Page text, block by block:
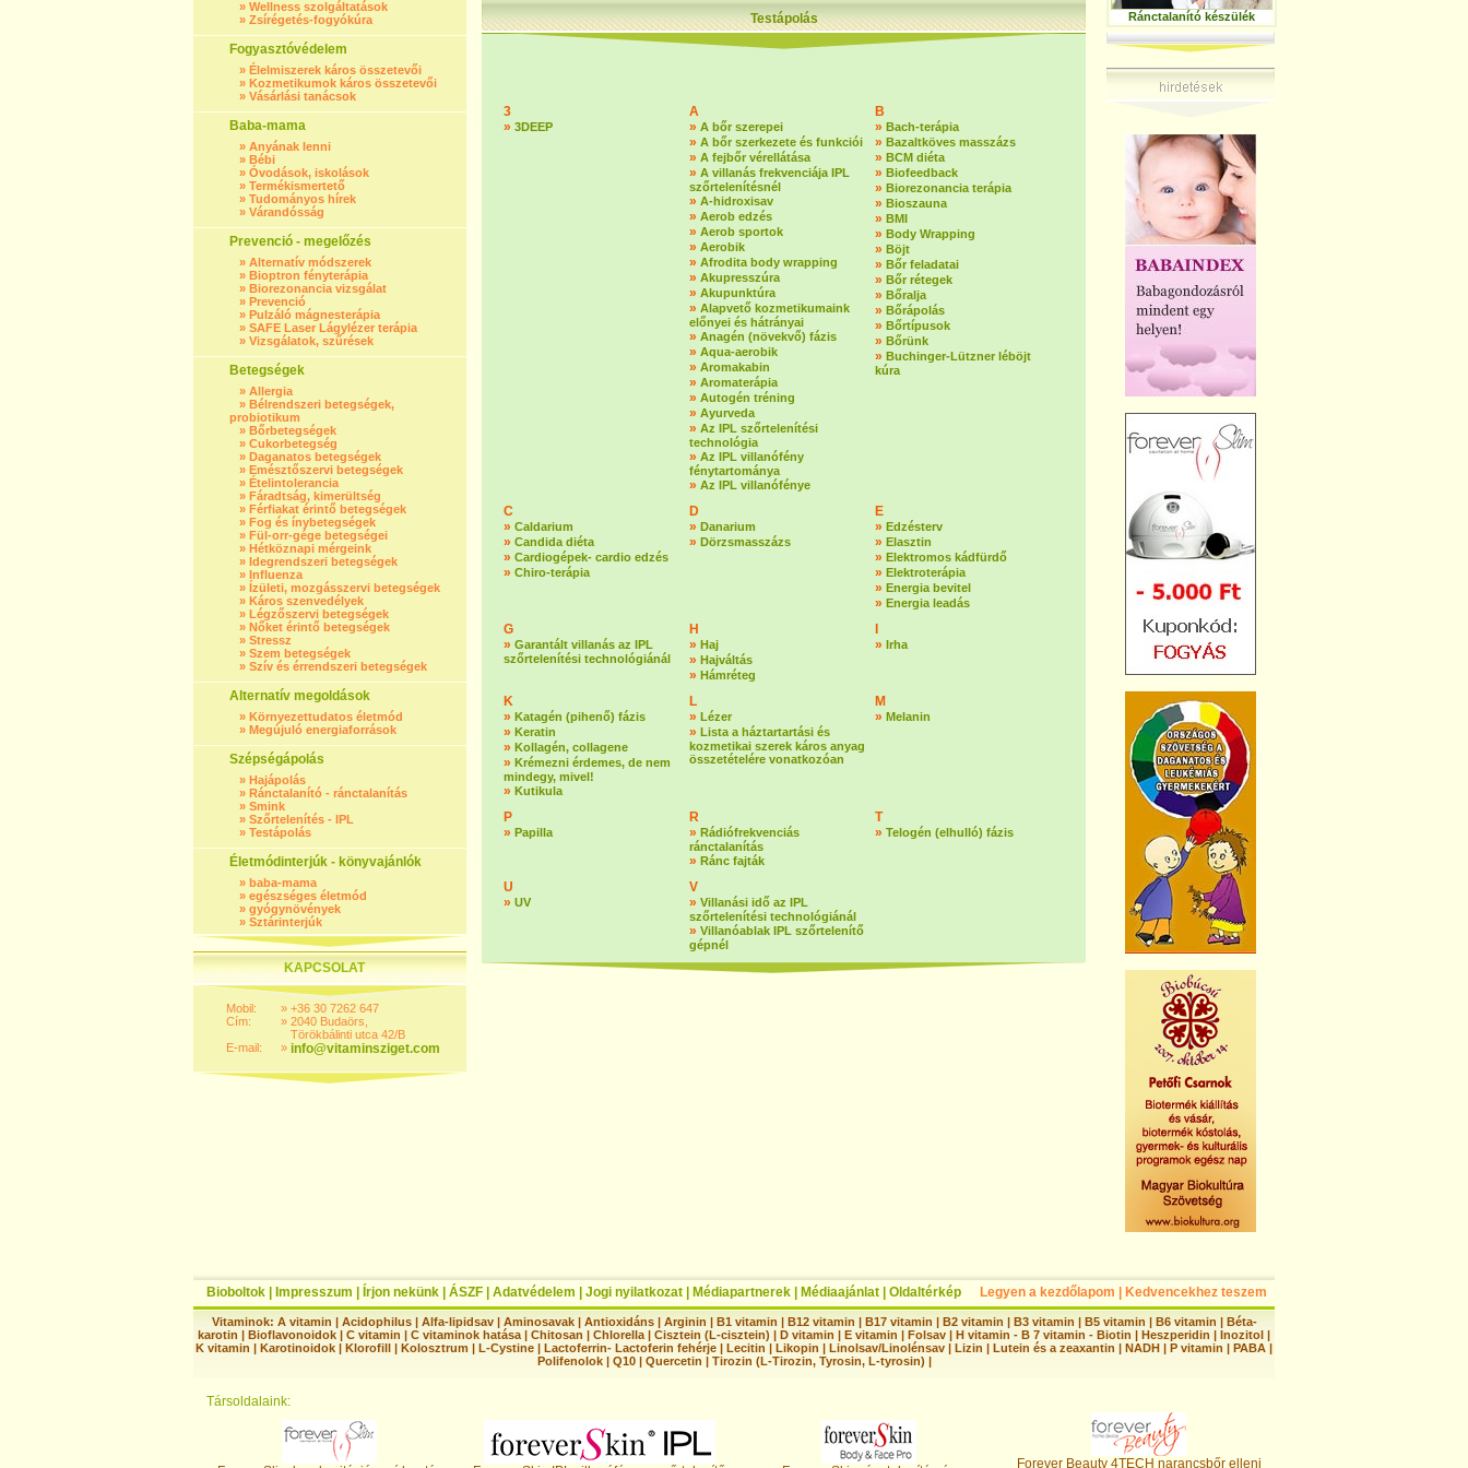
» Wellness szolgáltatások
» Zsírégetés-fogyókúra
Fogyasztóvédelem
» Élelmiszerek káros összetevői
» Kozmetikumok káros összetevői
» Vásárlási tanácsok
Baba-mama
» Anyának lenni
» Bébi
» Óvodások, iskolások
» Termékismertető
» Tudományos hírek
» Várandósság
Prevenció - megelőzés
» Alternatív módszerek
» Bioptron fényterápia
» Biorezonancia vizsgálat
» Prevenció
» Pulzáló mágnesterápia
» SAFE Laser Lágylézer terápia
» Vizsgálatok, szűrések
Betegségek
» Allergia
» Bélrendszeri betegségek,
probiotikum
» Bőrbetegségek
» Cukorbetegség
» Daganatos betegségek
» Emésztőszervi betegségek
» Ételintolerancia
» Fáradtság, kimerültség
» Férfiakat érintő betegségek
» Fog és ínybetegségek
» Fül-orr-gége betegségei
» Hétköznapi mérgeink
» Idegrendszeri betegségek
» Influenza
» Ízületi, mozgásszervi betegségek
» Káros szenvedélyek
» Légzőszervi betegségek
» Nőket érintő betegségek
» Stressz
» Szem betegségek
» Szív és érrendszeri betegségek
Alternatív megoldások
» Környezettudatos életmód
» Megújuló energiaforrások
Szépségápolás
» Hajápolás
» Ránctalanító - ránctalanítás
» Smink
» Szőrtelenítés - IPL
» Testápolás
Életmódinterjúk - könyvajánlók
» baba-mama
» egészséges életmód
» gyógynövények
» Sztárinterjúk
KAPCSOLAT
Mobil:
Cím:
E-mail:
»
»
»
+36 30 7262 647
2040 Budaörs,
Törökbálinti utca 42/B
info@vitaminsziget.com
Testápolás
3
» 3DEEP
A
» A bőr szerepei
» A bőr szerkezete és funkciói
» A fejbőr vérellátása
» A villanás frekvenciája IPL
szőrtelenítésnél
» A-hidroxisav
» Aerob edzés
» Aerob sportok
» Aerobik
» Afrodita body wrapping
» Akupresszúra
» Akupunktúra
» Alapvető kozmetikumaink
előnyei és hátrányai
» Anagén (növekvő) fázis
» Aqua-aerobik
» Aromakabin
» Aromaterápia
» Autogén tréning
» Ayurveda
» Az IPL szőrtelenítési
technológia
» Az IPL villanófény
fénytartománya
» Az IPL villanófénye
B
» Bach-terápia
» Bazaltköves masszázs
» BCM diéta
» Biofeedback
» Biorezonancia terápia
» Bioszauna
» BMI
» Body Wrapping
» Böjt
» Bőr feladatai
» Bőr rétegek
» Bőralja
» Bőrápolás
» Bőrtípusok
» Bőrünk
» Buchinger-Lützner léböjt
kúra
C
» Caldarium
» Candida diéta
» Cardiogépek- cardio edzés
» Chiro-terápia
D
» Danarium
» Dörzsmasszázs
E
» Edzésterv
» Elasztin
» Elektromos kádfürdő
» Elektroterápia
» Energia bevitel
» Energia leadás
G
» Garantált villanás az IPL
szőrtelenítési technológiánál
H
» Haj
» Hajváltás
» Hámréteg
» Irha
K
» Katagén (pihenő) fázis
» Keratin
» Kollagén, collagene
» Krémezni érdemes, de nem
mindegy, mivel!
» Kutikula
L
» Lézer
» Lista a háztartartási és
kozmetikai szerek káros anyag
összetételére vonatkozóan
M
» Melanin
P
» Papilla
R
» Rádiófrekvenciás
ránctalanítás
» Ránc fajták
T
» Telogén (elhulló) fázis
U
» UV
V
» Villanási idő az IPL
szőrtelenítési technológiánál
» Villanóablak IPL szőrtelenítő
gépnél
Ránctalanító készülék
Bioboltok Impresszum Írjon nekünk ÁSZF Adatvédelem Jogi nyilatkozat Médiapartnerek Médiaajánlat Oldaltérkép Legyen a kezdőlapom Kedvencekhez teszem
Vitaminok: A vitamin | Acidophilus| Alfa-lipidsav| Aminosavak| Antioxidáns| Arginin | B1 vitamin | B12 vitamin | B17 vitamin | B2 vitamin | B3 vitamin | B5 vitamin | B6 vitamin | Béta-
karotin | Bioflavonoidok | C vitamin | C vitaminok hatása | Chitosan | Chlorella | Cisztein (L-cisztein) | D vitamin | E vitamin | Folsav | H vitamin - B 7 vitamin - Biotin | Heszperidin | Inozitol |
K vitamin | Karotinoidok | Klorofill | Kolosztrum | L-Cystine | Lactoferrin- Lactoferin fehérje | Lecitin | Likopin | Linolsav/Linolénsav | Lizin | Lutein és a zeaxantin | NADH | P vitamin | PABA |
Polifenolok| Q10| Quercetin | Tirozin (L-Tirozin, Tyrosin, L-tyrosin) |
Társoldalaink:
Forever Beauty 4TECH narancsbőr elleni